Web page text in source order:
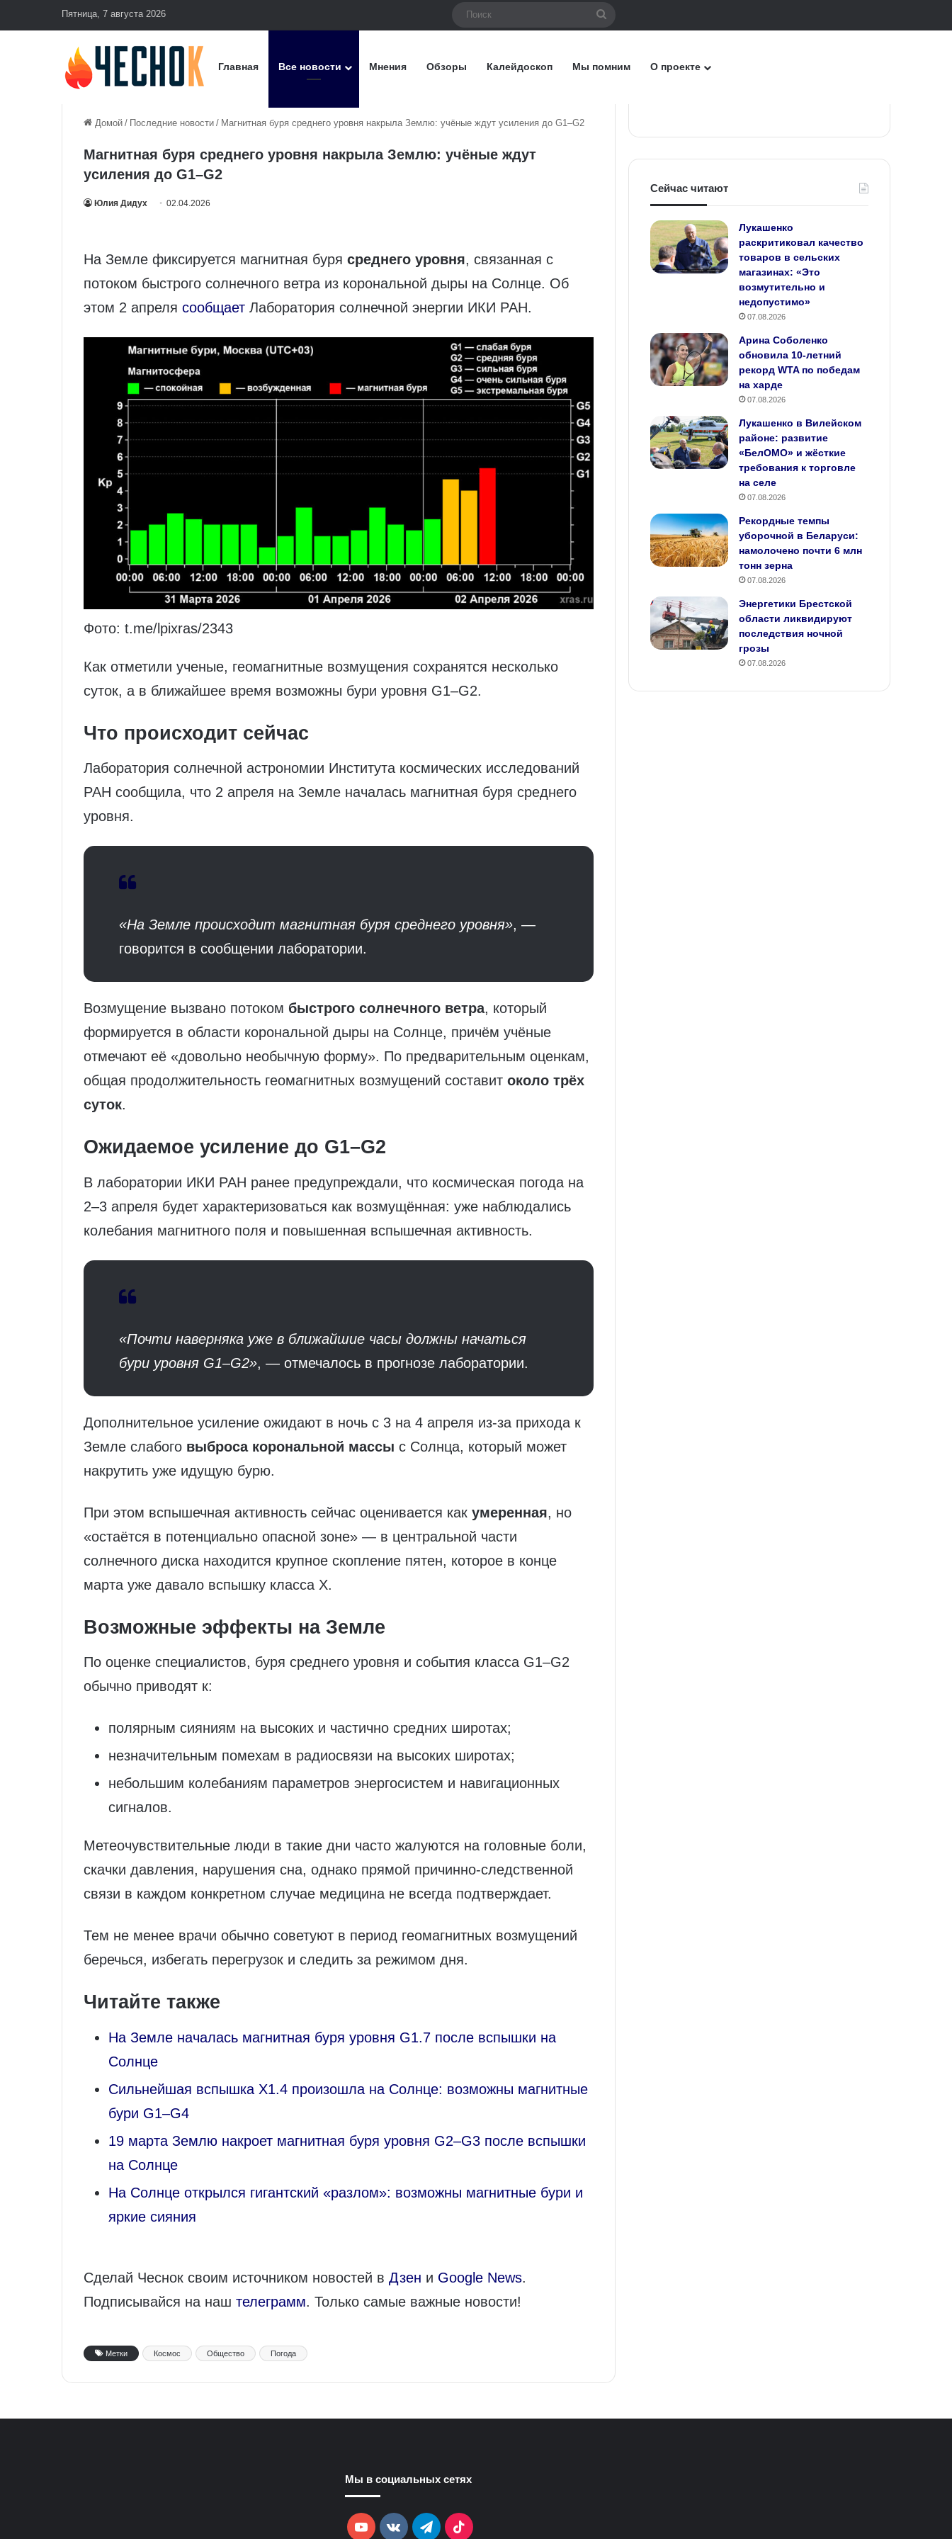
Пятница, 7 августа 2026
Главная Все новости Мнения Обзоры Калейдоскоп Мы помним О проекте
Домой / Последние новости / Магнитная буря среднего уровня накрыла Землю: учёные ждут усиления до G1–G2
Магнитная буря среднего уровня накрыла Землю: учёные ждут
усиления до G1–G2
Юлия Дидух 02.04.2026
На Земле фиксируется магнитная буря среднего уровня, связанная с
потоком быстрого солнечного ветра из корональной дыры на Солнце. Об
этом 2 апреля сообщает Лаборатория солнечной энергии ИКИ РАН.
Фото: t.me/lpixras/2343
Как отметили ученые, геомагнитные возмущения сохранятся несколько
суток, а в ближайшее время возможны бури уровня G1–G2.
Что происходит сейчас
Лаборатория солнечной астрономии Института космических исследований
РАН сообщила, что 2 апреля на Земле началась магнитная буря среднего
уровня.
«На Земле происходит магнитная буря среднего уровня», —
говорится в сообщении лаборатории.
Возмущение вызвано потоком быстрого солнечного ветра, который
формируется в области корональной дыры на Солнце, причём учёные
отмечают её «довольно необычную форму». По предварительным оценкам,
общая продолжительность геомагнитных возмущений составит около трёх
суток.
Ожидаемое усиление до G1–G2
В лаборатории ИКИ РАН ранее предупреждали, что космическая погода на
2–3 апреля будет характеризоваться как возмущённая: уже наблюдались
колебания магнитного поля и повышенная вспышечная активность.
«Почти наверняка уже в ближайшие часы должны начаться
бури уровня G1–G2», — отмечалось в прогнозе лаборатории.
Дополнительное усиление ожидают в ночь с 3 на 4 апреля из‑за прихода к
Земле слабого выброса корональной массы с Солнца, который может
накрутить уже идущую бурю.
При этом вспышечная активность сейчас оценивается как умеренная, но
«остаётся в потенциально опасной зоне» — в центральной части
солнечного диска находится крупное скопление пятен, которое в конце
марта уже давало вспышку класса X.
Возможные эффекты на Земле
По оценке специалистов, буря среднего уровня и события класса G1–G2
обычно приводят к:
полярным сияниям на высоких и частично средних широтах;
незначительным помехам в радиосвязи на высоких широтах;
небольшим колебаниям параметров энергосистем и навигационных
сигналов.
Метеочувствительные люди в такие дни часто жалуются на головные боли,
скачки давления, нарушения сна, однако прямой причинно‑следственной
связи в каждом конкретном случае медицина не всегда подтверждает.
Тем не менее врачи обычно советуют в период геомагнитных возмущений
беречься, избегать перегрузок и следить за режимом дня.
Читайте также
На Земле началась магнитная буря уровня G1.7 после вспышки на
Солнце
Сильнейшая вспышка X1.4 произошла на Солнце: возможны магнитные
бури G1–G4
19 марта Землю накроет магнитная буря уровня G2–G3 после вспышки
на Солнце
На Солнце открылся гигантский «разлом»: возможны магнитные бури и
яркие сияния
Сделай Чеснок своим источником новостей в Дзен и Google News.
Подписывайся на наш телеграмм. Только самые важные новости!
Метки Космос Общество Погода
Сейчас читают
Лукашенко
раскритиковал качество
товаров в сельских
магазинах: «Это
возмутительно и
недопустимо»
07.08.2026
Арина Соболенко
обновила 10‑летний
рекорд WTA по победам
на харде
07.08.2026
Лукашенко в Вилейском
районе: развитие
«БелОМО» и жёсткие
требования к торговле
на селе
07.08.2026
Рекордные темпы
уборочной в Беларуси:
намолочено почти 6 млн
тонн зерна
07.08.2026
Энергетики Брестской
области ликвидируют
последствия ночной
грозы
07.08.2026
Мы в социальных сетях
YouTubevk.comTelegramTikTok